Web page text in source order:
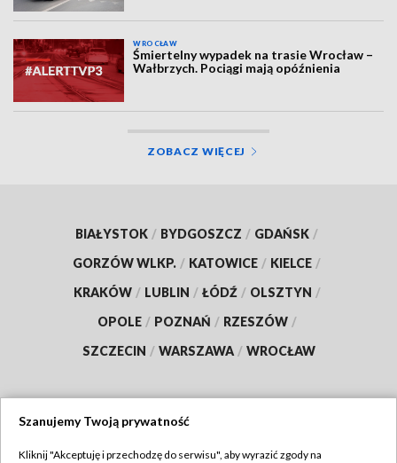
WROCŁAW
Śmiertelny wypadek na trasie Wrocław –
Wałbrzych. Pociągi mają opóźnienia
ZOBACZ WIĘCEJ
BIAŁYSTOK / BYDGOSZCZ / GDAŃSK /
GORZÓW WLKP. / KATOWICE / KIELCE /
KRAKÓW / LUBLIN / ŁÓDŹ / OLSZTYN /
OPOLE / POZNAŃ / RZESZÓW /
SZCZECIN / WARSZAWA / WROCŁAW
Szanujemy Twoją prywatność
Kliknij "Akceptuję i przechodzę do serwisu", aby wyrazić zgody na